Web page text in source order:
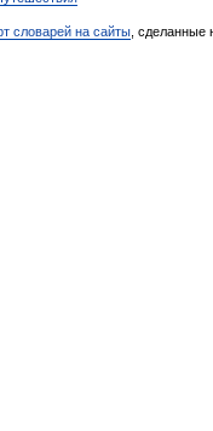
словарей на сайты , сделанные